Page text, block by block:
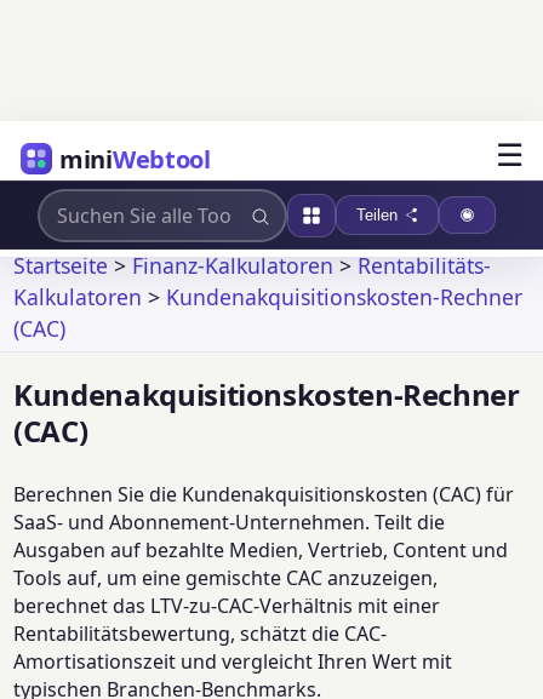
miniWebtool ☰
Teilen
Startseite>Finanz-Kalkulatoren>Rentabilitäts-
Kalkulatoren > Kundenakquisitionskosten-Rechner
(CAC)
Kundenakquisitionskosten-Rechner
(CAC)
Berechnen Sie die Kundenakquisitionskosten (CAC) für
SaaS- und Abonnement-Unternehmen. Teilt die
Ausgaben auf bezahlte Medien, Vertrieb, Content und
Tools auf, um eine gemischte CAC anzuzeigen,
berechnet das LTV-zu-CAC-Verhältnis mit einer
Rentabilitätsbewertung, schätzt die CAC-
Amortisationszeit und vergleicht Ihren Wert mit
typischen Branchen-Benchmarks.